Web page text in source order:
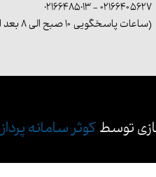
۰۲۱۶۶۴۰۵۶۲۷-
02166485013
(ساعات پاسخگویی ۱۰ صبح الی ۸ بعد از ظهر)
توسط کوثر سامانه پرداز